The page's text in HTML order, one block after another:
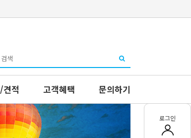
견적 고객혜택 문의하기
로그인